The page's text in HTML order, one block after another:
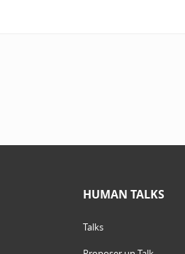
HUMAN TALKS
Talks